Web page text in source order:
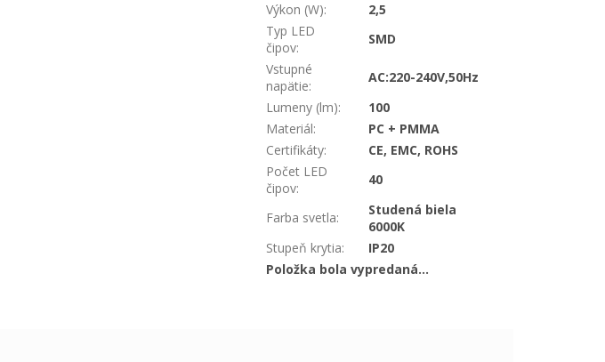
Výkon (W):
2,5
Typ LED
čipov:
SMD
Vstupné
napätie:
AC:220-240V,50Hz
Lumeny (lm):
100
Materiál:
PC + PMMA
Certifikáty:
CE, EMC, ROHS
Počet LED
čipov:
40
Farba svetla:
Studená biela
6000K
Stupeň krytia:
IP20
Položka bola vypredaná…